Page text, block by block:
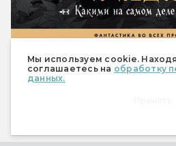
Мы используем cookie.
соглашаетесь на обработку
данных.
490 ₽